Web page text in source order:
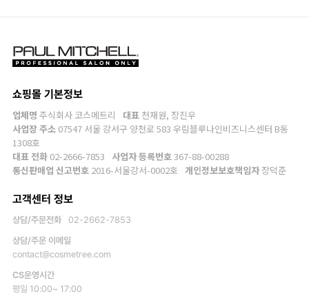
쇼핑몰 기본정보
업체명 주식회사 코스메트리 대표 천재원, 장진우
사업장 주소 07547 서울 강서구 양천로 583 우림블루나인비즈니스센터 B동
1308호
대표 전화 02-2666-7853 사업자 등록번호367-88-00288
통신판매업 신고번호 2016-서울강서-0002호 개인정보보호책임자 장덕준
고객센터 정보
상담/주문전화
02-2662-7853
상담/주문 이메일
contact@cosmetree.com
CS운영시간
평일 10:00~ 17:00